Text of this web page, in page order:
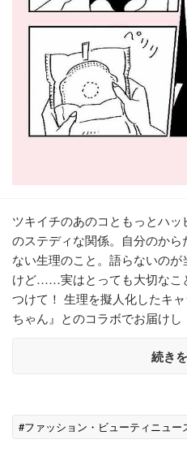
ツキイチのあのコともっとハ
のステディな関係。自分のか
ない生理のこと。語らないの
けど……実はとっても大切なこ
つけて！ 生理を擬人化したキ
ちゃん』とのコラボでお届けし
続き
#ファッション・ビューティニュー